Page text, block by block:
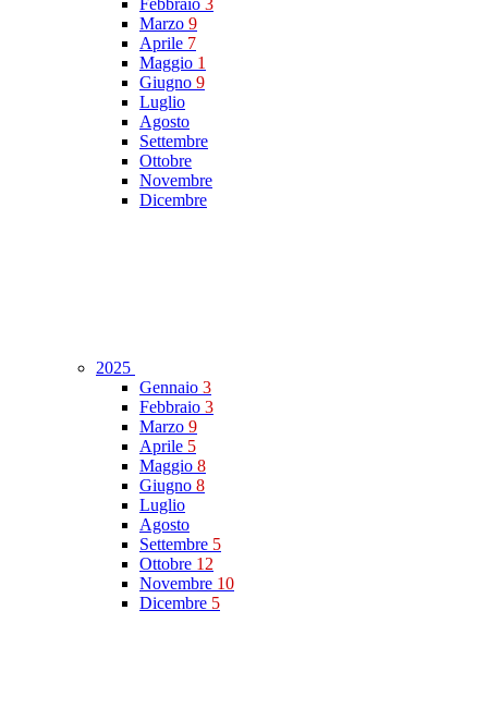
Febbraio 3
Marzo 9
Aprile 7
Maggio 1
Giugno 9
Luglio
Agosto
Settembre
Ottobre
Novembre
Dicembre
2025
Gennaio 3
Febbraio 3
Marzo 9
Aprile 5
Maggio 8
Giugno 8
Luglio
Agosto
Settembre 5
Ottobre 12
Novembre 10
Dicembre 5